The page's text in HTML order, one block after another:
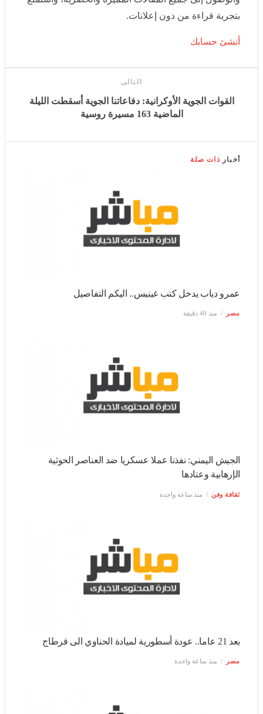
من دون إعلانات.
أنشئ حسابك
التالى
القوات الجوية الأوكرانية: دفاعاتنا الجوية أسقطت الليلة
الماضية 163 مسيرة روسية
أخبار ذات صلة
عمرو دياب يدخل كتب غينيس.. اليكم التفاصيل
مصر منذ 40 دقيقة
الجيش اليمني: نفذنا عملا عسكريا ضد العناصر الحوثية الإرهابية
وعتادها
ثقافة وفن منذ ساعة واحدة